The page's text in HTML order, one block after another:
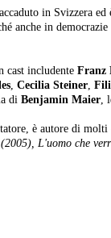
in Svizzera
anche in
cast includente Franz
, Cecilia Steiner,
di Benjamin Maier,
è autore di
L'uomo che